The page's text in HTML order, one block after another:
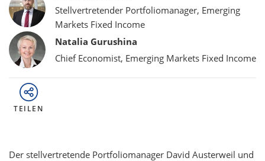
Stellvertretender Portfoliomanager, Emerging
Markets Fixed Income
Natalia Gurushina
Chief Economist, Emerging Markets Fixed Income
TEILEN
Der stellvertretende Portfoliomanager David Austerweil und